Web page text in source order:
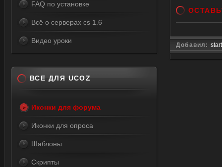
Добавил:
FAQ по установке
Всё о серверах cs 1.6
Видео уроки
ВСЕ ДЛЯ UCOZ
Иконки для форума
Иконки для опроса
Шаблоны
Скрипты